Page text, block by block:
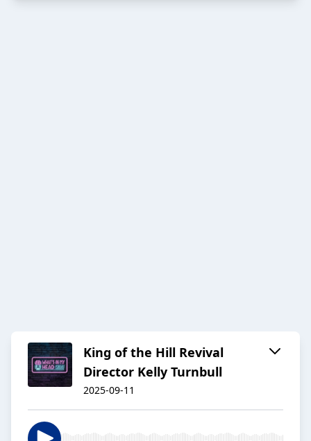
King of the Hill Revival
Director Kelly Turnbull
2025-09-11